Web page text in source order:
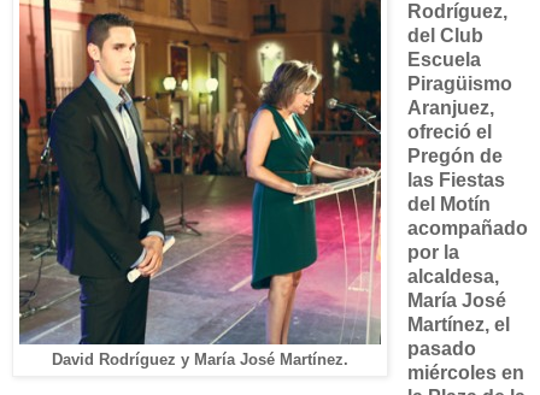
David Rodríguez y María José Martínez.
Rodríguez,
del Club
Escuela
Piragüismo
Aranjuez,
ofreció el
Pregón de
las Fiestas
del Motín
acompañado
por la
alcaldesa,
María José
Martínez, el
pasado
miércoles en